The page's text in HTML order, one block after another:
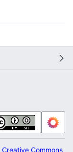
Creative Commons